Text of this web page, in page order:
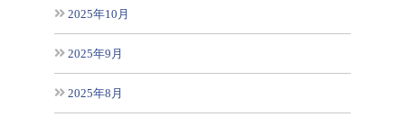
2025年10月
2025年9月
2025年8月